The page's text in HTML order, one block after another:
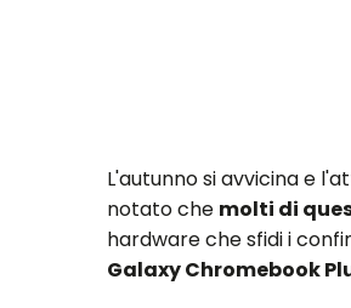
L'autunno si avvicina e
notato che molti di
hardware che sfidi i
Galaxy Chromebook